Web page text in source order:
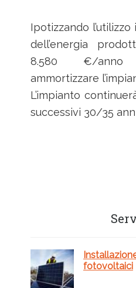
Ipotizzando l’utilizzo
dell’energia
8.580 €/
ammortizzare
L’impianto
successivi 30/35
primaria
fotovoltaici